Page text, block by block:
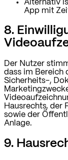
Alternativ
App mit
8.
Der Nutzer
dass im Bereich
Sicherheits-,
Hausrechts, der
sowie der
Anlage.
9.